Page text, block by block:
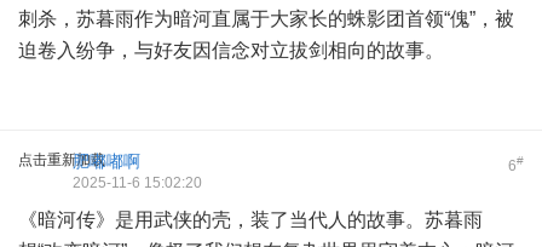
刺杀，苏暮雨作为暗河直属于大家长的蛛影团首领“傀”，被
迫卷入纷争，与好友因信念对立拔剑相向的故事。
点击重新加载 6#
肥嘟嘟啊
2025-11-6 15:02:20
《暗河传》是用武侠的壳，装了当代人的故事。苏暮雨